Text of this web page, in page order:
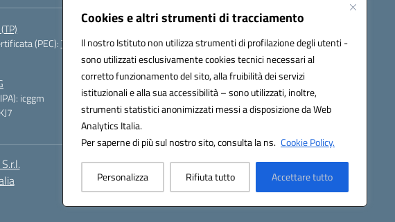
Cookies e altri strumenti di tracciamento
Il nostro Istituto non utilizza strumenti di profilazione degli utenti -
sono utilizzati esclusivamente cookies tecnici necessari al
corretto funzionamento del sito, alla fruibilità dei servizi
istituzionali e alla sua accessibilità – sono utilizzati, inoltre,
strumenti statistici anonimizzati messi a disposizione da Web
Analytics Italia.
Per saperne di più sul nostro sito, consulta la ns. Cookie Policy.
Personalizza Rifiuta tutto Accettare tutto
(PEC):TPIC83900G@pec.istruzione.it
icggm